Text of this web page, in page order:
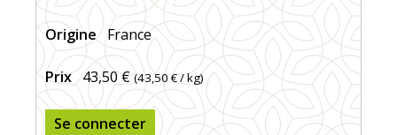
Origine France
Prix 43,50 € (43,50 €/ kg)
Se connecter